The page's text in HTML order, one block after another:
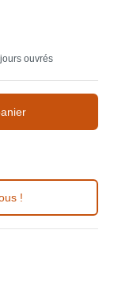
ouvrés
!